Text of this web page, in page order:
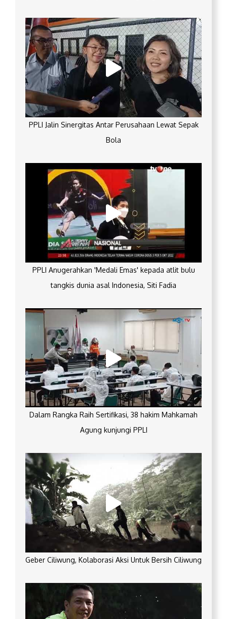
PPLI Jalin Sinergitas Antar Perusahaan Lewat Sepak
Bola
PPLI Anugerahkan 'Medali Emas' kepada atlit bulu
tangkis dunia asal Indonesia, Siti Fadia
Dalam Rangka Raih Sertifikasi, 38 hakim Mahkamah
Agung kunjungi PPLI
Geber Ciliwung, Kolaborasi Aksi Untuk Bersih Ciliwung